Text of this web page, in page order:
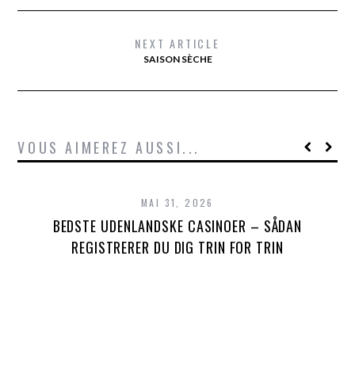
NEXT ARTICLE
SAISON SÈCHE
VOUS AIMEREZ AUSSI...
MAI 31, 2026
BEDSTE UDENLANDSKE CASINOER – SÅDAN
REGISTRERER DU DIG TRIN FOR TRIN